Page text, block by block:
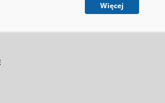
Więcej